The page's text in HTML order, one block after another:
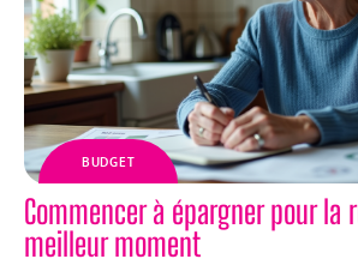
BUDGET
Commencer à épargner pour la
meilleur moment